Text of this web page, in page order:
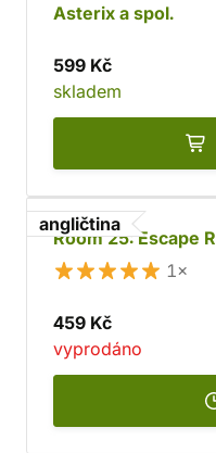
Asterix a spol.
599 Kč
skladem
angličtina
Room 25: Escape
1×
459 Kč
vyprodáno